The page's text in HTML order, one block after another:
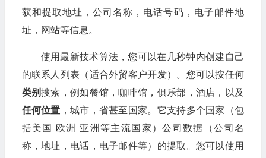
获和提取地址，公司名称，电话号码，电子邮件地
址，网站等信息。
使用最新技术算法，您可以在几秒钟内创建自己
的联系人列表（适合外贸客户开发）。您可以按任何
类别搜索，例如餐馆，咖啡馆，俱乐部，酒店，以及
任何位置 ，城市，省甚至国家。它支持多个国家（包
括美国 欧洲 亚洲等主流国家）公司数据（公司名
称，地址，电话，电子邮件等）的提取。您可以使用